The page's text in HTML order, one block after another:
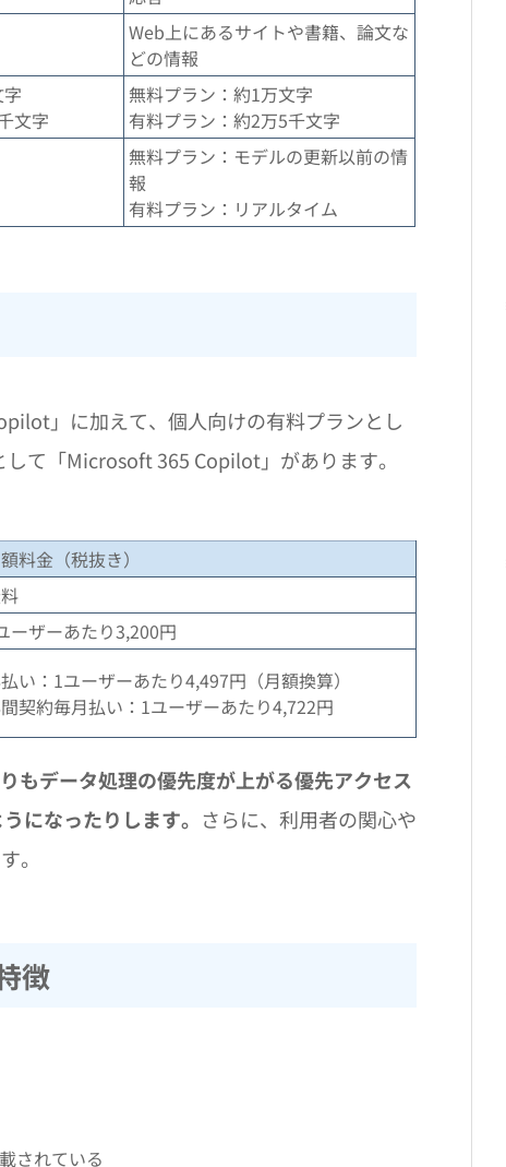
Web上にあるサイトや書籍、論文な
どの情報
文字
無料プラン：約1万文字
有料プラン：約2万5千文字
無料プラン：モデルの更新以前の情
報
有料プラン：リアルタイム
」に加えて、個人向けの有料プランとし
て「Microsoft 365 Copilot」があります。
料金（税抜き）
ーザーあたり3,200円
い：1ユーザーあたり4,497円（月額換算）
契約毎月払い：1ユーザーあたり4,722円
データ処理の優先度が上がる優先アクセス
になったりします。 さらに、利用者の関心や
。
徴
されている